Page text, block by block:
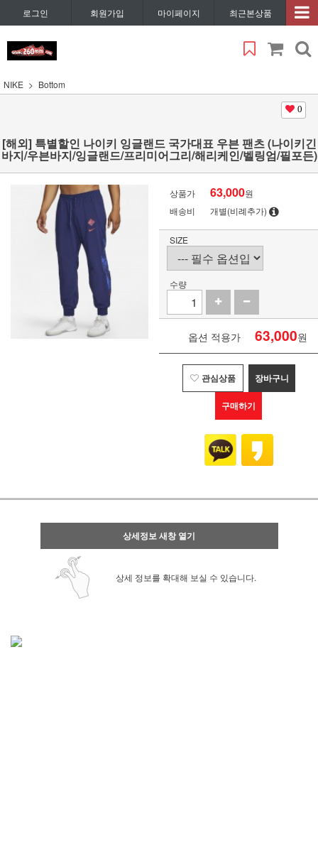
로그인 회원가입 마이페이지 최근본상품
NIKE Bottom
0
[해외] 특별할인 나이키 잉글랜드 국가대표 우븐 팬츠 (나이키긴
바지/우븐바지/잉글랜드/프리미어그리/해리케인/벨링엄/필포든)
상품가 63,000원
배송비
개별(비례추가)
SIZE
수량
옵션 적용가 63,000원
관심상품 장바구니
구매하기
상세정보 새창 열기
상세 정보를 확대해 보실 수 있습니다.